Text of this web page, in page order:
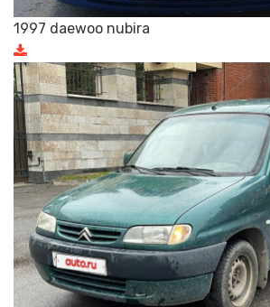
1997 daewoo nubira